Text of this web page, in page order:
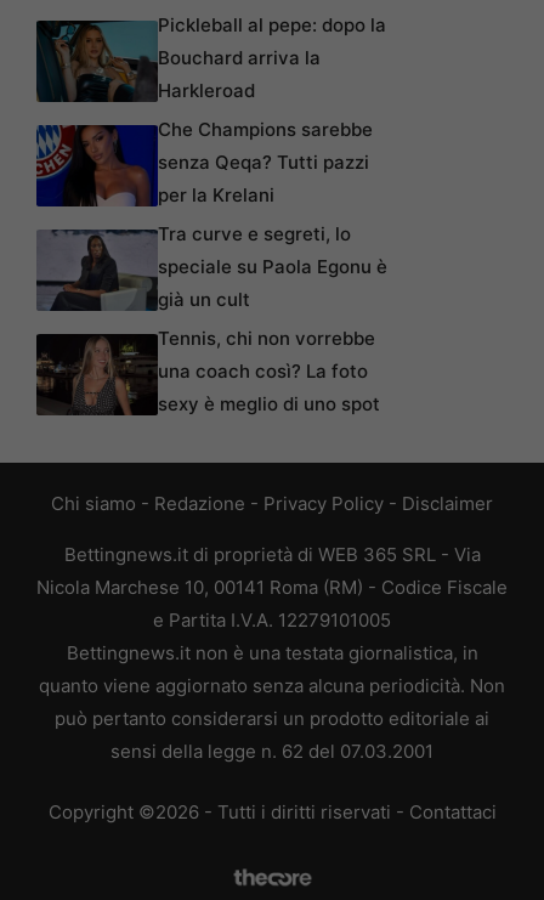
Pickleball al pepe: dopo la
Bouchard arriva la
Harkleroad
Che Champions sarebbe
senza Qeqa? Tutti pazzi
per la Krelani
Tra curve e segreti, lo
speciale su Paola Egonu è
già un cult
Tennis, chi non vorrebbe
una coach così? La foto
sexy è meglio di uno spot
Chi siamo - Redazione - Privacy Policy - Disclaimer
Bettingnews.it di proprietà di WEB 365 SRL - Via
Nicola Marchese 10, 00141 Roma (RM) - Codice Fiscale
e Partita I.V.A. 12279101005
Bettingnews.it non è una testata giornalistica, in
quanto viene aggiornato senza alcuna periodicità. Non
può pertanto considerarsi un prodotto editoriale ai
sensi della legge n. 62 del 07.03.2001
Copyright ©2026 - Tutti i diritti riservati - Contattaci